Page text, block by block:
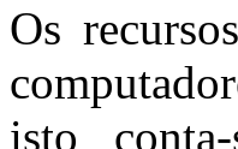
Os
isto